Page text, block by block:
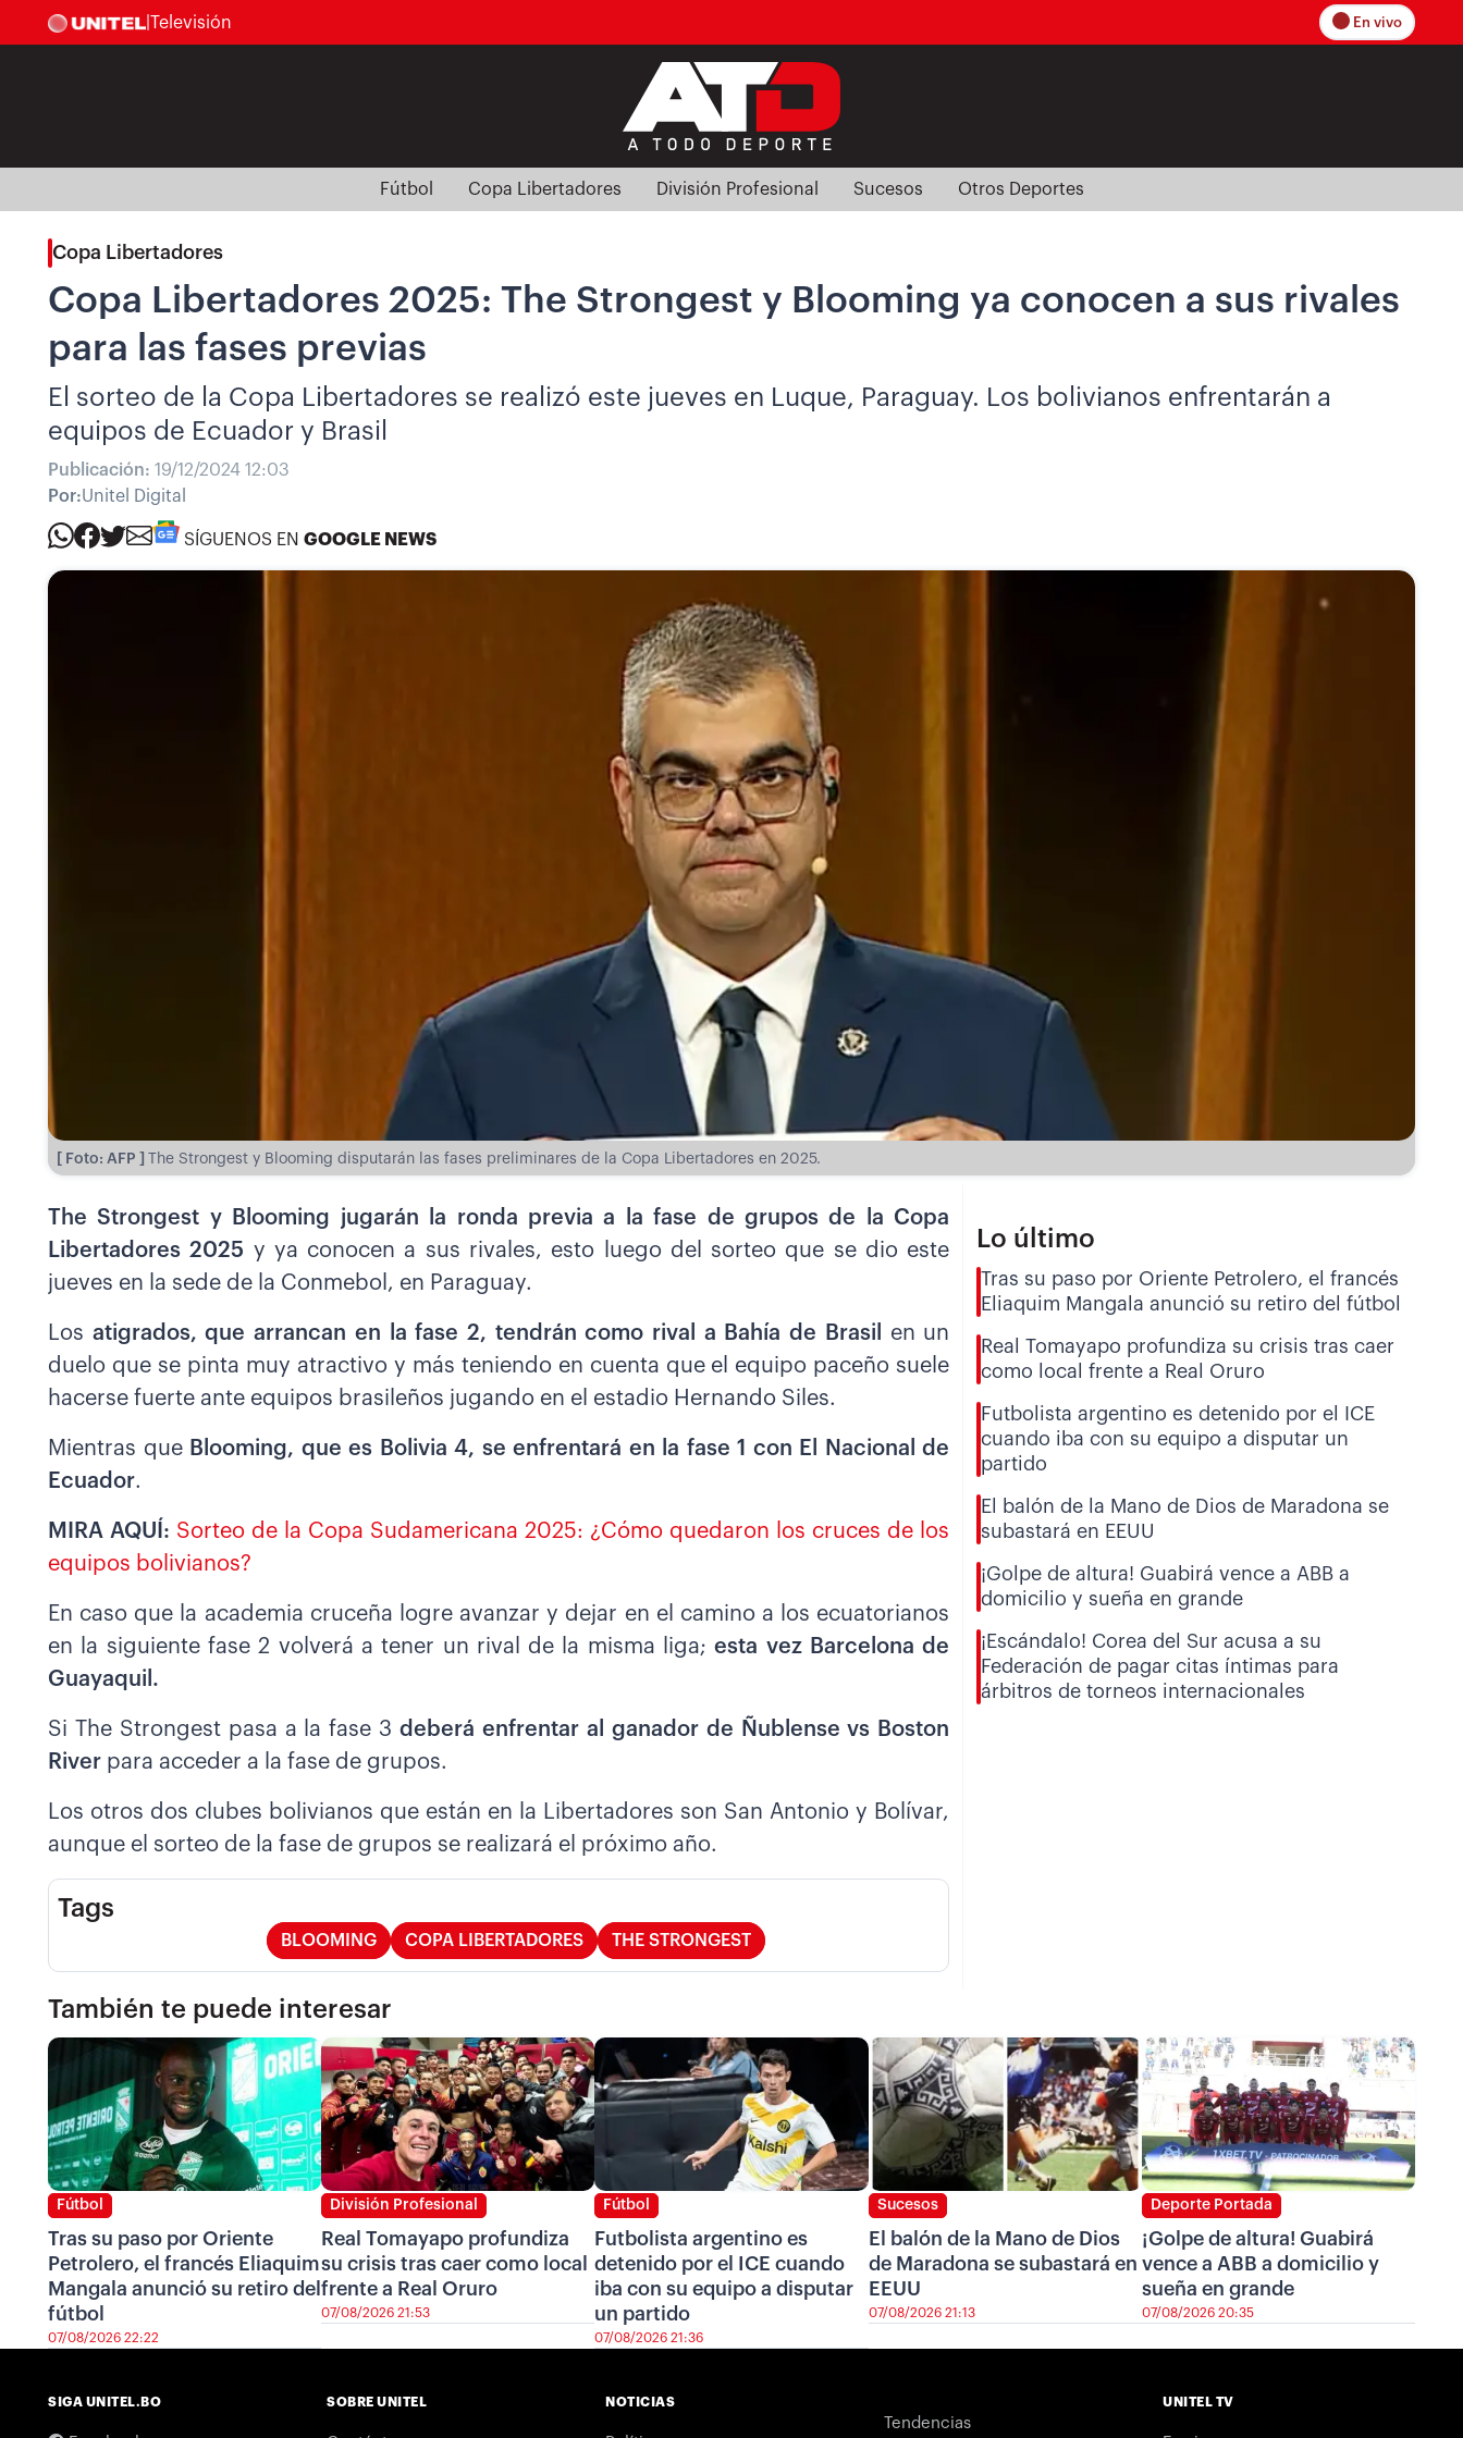
Televisión En vivo
Fútbol Copa Libertadores División Profesional Sucesos Otros Deportes
Copa Libertadores
Copa Libertadores 2025: The Strongest y Blooming ya conocen a sus rivales
para las fases previas
El sorteo de la Copa Libertadores se realizó este jueves en Luque, Paraguay. Los bolivianos enfrentarán a
equipos de Ecuador y Brasil
Publicación: 19/12/2024 12:03
Por:Unitel Digital
SÍGUENOS EN GOOGLE NEWS
[ Foto: AFP ] The Strongest y Blooming disputarán las fases preliminares de la Copa Libertadores en 2025.
The Strongest y Blooming jugarán la ronda previa a la fase de grupos de la Copa
Libertadores 2025 y ya conocen a sus rivales, esto luego del sorteo que se dio este
jueves en la sede de la Conmebol, en Paraguay.
Los atigrados, que arrancan en la fase 2, tendrán como rival a Bahía de Brasil
en un
duelo que se pinta muy atractivo y más teniendo en cuenta que el equipo paceño suele
hacerse fuerte ante equipos brasileños jugando en el estadio Hernando Siles.
Mientras que Blooming, que es Bolivia 4, se enfrentará en la fase 1 con El Nacional de
Ecuador.
MIRA AQUÍ: Sorteo de la Copa Sudamericana 2025: ¿Cómo quedaron los cruces de los
equipos bolivianos?
En caso que la academia cruceña logre avanzar y dejar en el camino a los ecuatorianos
en la siguiente fase 2 volverá a tener un rival de la misma liga;esta vez Barcelona de
Guayaquil.
Si The Strongest pasa a la fase 3deberá enfrentar al ganador de Ñublense vs Boston
River para acceder a la fase de grupos.
Los otros dos clubes bolivianos que están en la Libertadores son San Antonio y Bolívar,
aunque el sorteo de la fase de grupos se realizará el próximo año.
Tags
BLOOMING COPA LIBERTADORES THE STRONGEST
Lo último
Tras su paso por Oriente Petrolero, el francés
Eliaquim Mangala anunció su retiro del fútbol
Real Tomayapo profundiza su crisis tras caer
como local frente a Real Oruro
Futbolista argentino es detenido por el ICE
cuando iba con su equipo a disputar un
partido
El balón de la Mano de Dios de Maradona se
subastará en EEUU
¡Golpe de altura! Guabirá vence a ABB a
domicilio y sueña en grande
¡Escándalo! Corea del Sur acusa a su
Federación de pagar citas íntimas para
árbitros de torneos internacionales
También te puede interesar
Fútbol
Tras su paso por Oriente
Petrolero, el francés Eliaquim
Mangala anunció su retiro del
fútbol
07/08/2026 22:22
División Profesional
Real Tomayapo profundiza
su crisis tras caer como local
frente a Real Oruro
07/08/2026 21:53
Fútbol
Futbolista argentino es
detenido por el ICE cuando
iba con su equipo a disputar
un partido
07/08/2026 21:36
Sucesos
El balón de la Mano de Dios
de Maradona se subastará en
EEUU
07/08/2026 21:13
Deporte Portada
¡Golpe de altura! Guabirá
vence a ABB a domicilio y
sueña en grande
07/08/2026 20:35
SIGA UNITEL.BO SOBRE UNITEL NOTICIAS
Tendencias
UNITEL TV